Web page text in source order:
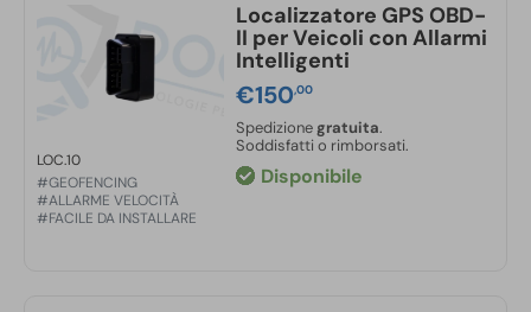
LOC.10
#GEOFENCING
#ALLARME VELOCITÀ
#FACILE DA INSTALLARE
Localizzatore GPS OBD-
II per Veicoli con Allarmi
Intelligenti
€150,00
Spedizionegratuita.
Soddisfatti o rimborsati.
Disponibile